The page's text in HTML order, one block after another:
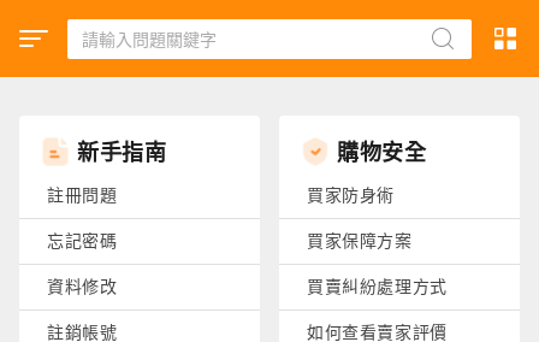
新手指南
註冊問題
忘記密碼
資料修改
註銷帳號
購物安全
買家防身術
買家保障方案
買賣糾紛處理方式
如何查看賣家評價